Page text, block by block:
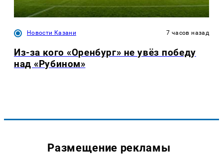
Новости Казани 7 часов назад
Из-за кого «Оренбург» не увёз победу
над «Рубином»
Размещение рекламы